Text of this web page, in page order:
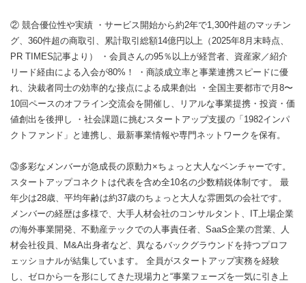
② 競合優位性や実績 ・サービス開始から約2年で1,300件超のマッチン
グ、360件超の商取引、累計取引総額14億円以上（2025年8月末時点、
PR TIMES記事より） ・会員さんの95％以上が経営者、資産家／紹介
リード経由による入会が80%！ ・商談成立率と事業連携スピードに優
れ、決裁者同士の効率的な接点による成果創出 ・全国主要都市で月8〜
10回ペースのオフライン交流会を開催し、リアルな事業提携・投資・価
値創出を後押し ・社会課題に挑むスタートアップ支援の「1982インパ
クトファンド」と連携し、最新事業情報や専門ネットワークを保有。
③多彩なメンバーが急成長の原動力×ちょっと大人なベンチャーです。
スタートアップコネクトは代表を含め全10名の少数精鋭体制です。 最
年少は28歳、平均年齢は約37歳のちょっと大人な雰囲気の会社です。
メンバーの経歴は多様で、大手人材会社のコンサルタント、IT上場企業
の海外事業開発、不動産テックでの人事責任者、SaaS企業の営業、人
材会社役員、M&A出身者など、異なるバックグラウンドを持つプロフ
ェッショナルが結集しています。 全員がスタートアップ実務を経験
し、ゼロから一を形にしてきた現場力と“事業フェーズを一気に引き上